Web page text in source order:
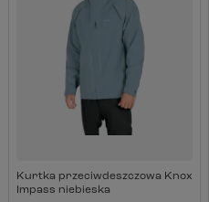
Kurtka przeciwdeszczowa Knox
Impass niebieska